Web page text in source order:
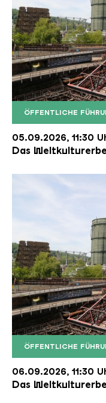
ÖFFENTLICHE
Der
Copyright:
05.09.2026, 11:30
Das
ÖFFENTLICHE
Der
Copyright:
06.09.2026, 11:30
Das